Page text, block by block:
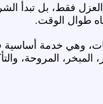
فقط، بل تبدأ
طوال الوقت.
وهي خدمة
المبخر، المروحة،